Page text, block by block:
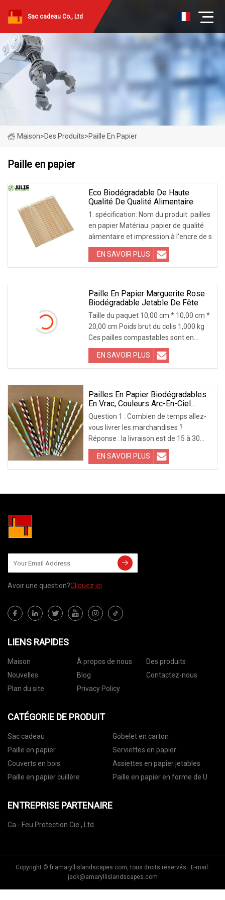
Sac cadeau Co., Ltd
Maison>Des Produits>Paille En Papier
Paille en papier
Eco Biodégradable De Haute
Qualité De Qualité Alimentaire
1: spécification: Nom du produit: pailles
en papier Matériau: papier de qualité
alimentaire et impression à l'encre de s
EN SAVOIR PLUS
Paille En Papier Marguerite Rose
Biodégradable Jetable De Fête
Taille du paquet 10,00 cm * 10,00 cm *
20,00 cm Poids brut du colis 1,000 kg
Ces pailles compastables sont en
papier, el
EN SAVOIR PLUS
Pailles En Papier Biodégradables
En Vrac, Couleurs Arc-En-Ciel
Assorties, Pailles À Boire Rayées
Pour Jus De Fruits
Question 1 : Combien de temps allez-
vous livrer les marchandises ?
Réponse : la livraison est de 15 à 30
jours pour la
EN SAVOIR PLUS
Avoir une question?Cliquez ici
LIENS RAPIDES
Maison À propos de nous
Des produits
Nouvelles
Blog
Contactez-nous
Plan du site
Privacy Policy
CATÉGORIE DE PRODUIT
Sac cadeau
Gobelet en carton
Paille en papier
Serviettes en papier
Couverts en bois
Assiettes en papier jetables
Paille en papier cuillère
Paille en papier en forme de U
ENTREPRISE PARTENAIRE
Ca - Feu Protection Cie., Ltd
Copyright © fr.amaryllislandscapes.com, tous droits réservés. E-mail:
jack@amaryllislandscapes.com